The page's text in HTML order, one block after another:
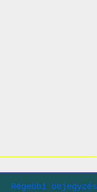
Régebbi bejegyzés